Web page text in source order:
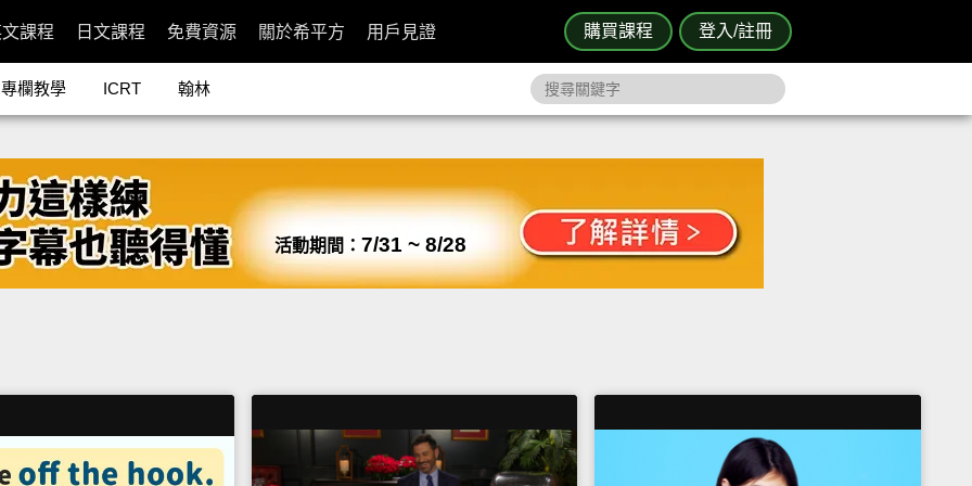
購買課程 登入/註冊
課程 日文課程 免費資源 關於希平方 用戶見證
專欄教學 ICRT 翰林
活動期間： 7/31 ~ 8/28